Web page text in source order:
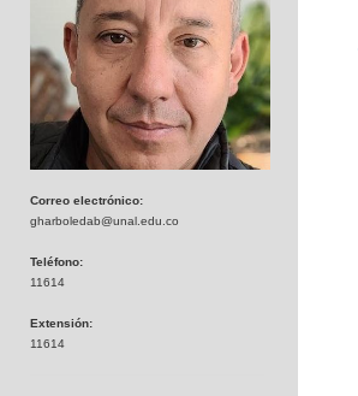
Correo electrónico:
gharboledab@unal.edu.co
Teléfono:
11614
Extensión:
11614